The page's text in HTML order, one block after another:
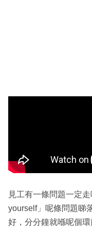
見工有一條問題一定
yourself」呢條問題睇
好，分分鐘就喺呢個